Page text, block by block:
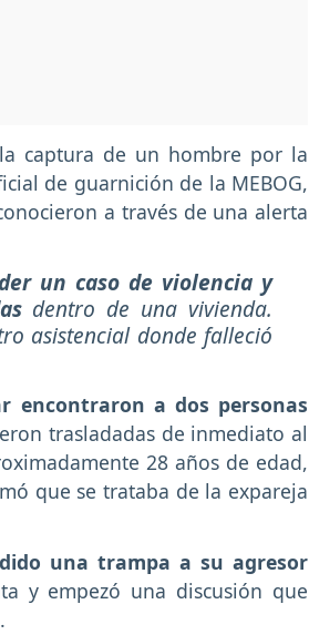
captura de un hombre por la
de guarnición de la MEBOG,
a través de una alerta
un caso de violencia y
dentro de una vivienda.
asistencial donde falleció
encontraron a dos personas
trasladadas de inmediato al
28 años de edad,
que se trataba de la expareja
una trampa a su agresor
y empezó una discusión que